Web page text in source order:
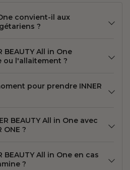
convient-il aux
?
BEAUTY All in One
ou l'allaitement ?
pour prendre INNER
BEAUTY All in One avec
?
BEAUTY All in One en cas
?